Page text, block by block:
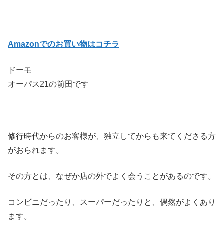
Amazonでのお買い物はコチラ
ドーモ
オーパス21の前田です
修行時代からのお客様が、独立してからも来てくださる方
がおられます。
その方とは、なぜか店の外でよく会うことがあるのです。
コンビニだったり、スーパーだったりと、偶然がよくあり
ます。